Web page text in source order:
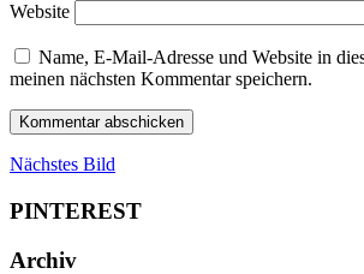
Website
Name, E-Mail-Adresse und Website in
meinen nächsten Kommentar speichern.
Nächstes Bild
PINTEREST
Archiv